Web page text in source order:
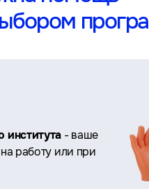
института - ваше
работу или при